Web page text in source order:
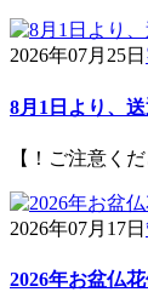
2026年07月25日
8月1日より、
【！ご注意く
2026年07月17日
2026年お盆仏